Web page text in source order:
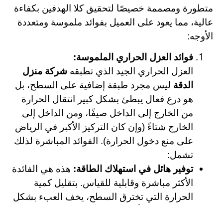
متطورة ومصممة خصيصًا لتحقيق كلا الهدفين بكفاءة
عالية، مما يعود على العميل بفوائد ملموسة ومتعددة
الأوجه:
فوائد العزل الحراري الملموسة:
العزل الحراري الجيد الذي تطبقه شركة منزل
الدقة ليس مجرد طبقة إضافية على السطح، بل
هو درع فعال يبطئ بشكل كبير انتقال الحرارة
من الخارج إلى الداخل صيفًا، ومن الداخل إلى
الخارج شتاءً (وإن كان التركيز الأكبر في الرياض
على منع دخول الحرارة). الفوائد المباشرة لذلك
تشمل:
توفير هائل في استهلاك الطاقة: هذه هي الفائدة
الأكثر مباشرة وقابلية للقياس. بتقليل كمية
الحرارة التي تخترق السطح، يخف العبء بشكل